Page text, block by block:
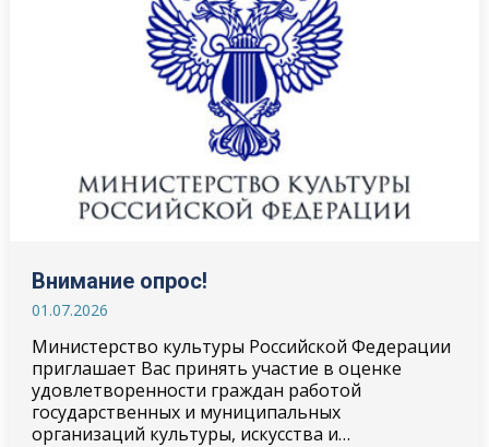
Внимание опрос!
01.07.2026
Министерство культуры Российской Федерации
приглашает Вас принять участие в оценке
удовлетворенности граждан работой
государственных и муниципальных
организаций культуры, искусства и…